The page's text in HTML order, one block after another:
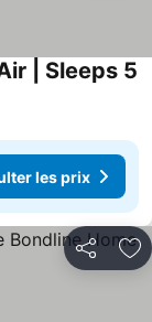
| Sleeps 5
les prix
Partager